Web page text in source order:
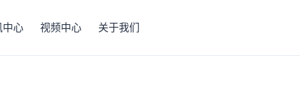
中心 视频中心 关于我们